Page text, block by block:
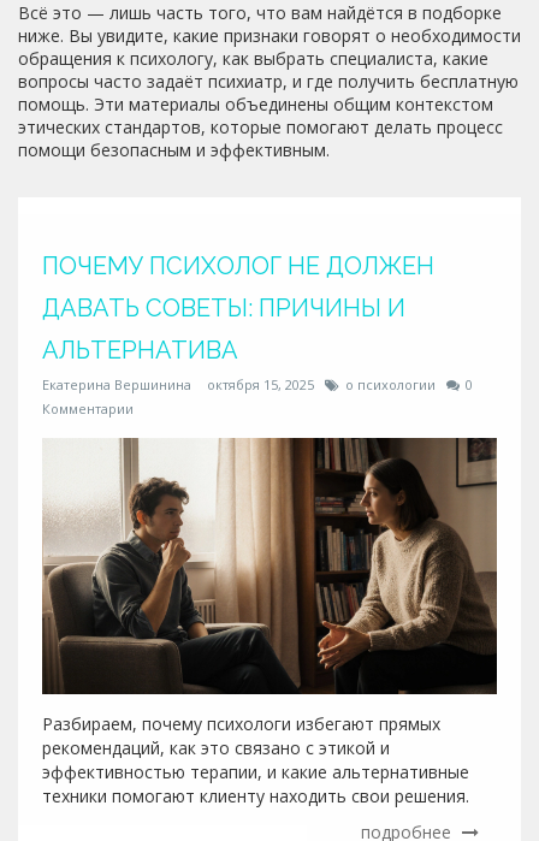
Всё это — лишь часть того, что вам найдётся в подборке
ниже. Вы увидите, какие признаки говорят о необходимости
обращения к психологу, как выбрать специалиста, какие
вопросы часто задаёт психиатр, и где получить бесплатную
помощь. Эти материалы объединены общим контекстом
этических стандартов, которые помогают делать процесс
помощи безопасным и эффективным.
ПОЧЕМУ ПСИХОЛОГ НЕ ДОЛЖЕН
ДАВАТЬ СОВЕТЫ: ПРИЧИНЫ И
АЛЬТЕРНАТИВА
Екатерина Вершинина октября 15, 2025 о психологии
0
Комментарии
Разбираем, почему психологи избегают прямых
рекомендаций, как это связано с этикой и
эффективностью терапии, и какие альтернативные
техники помогают клиенту находить свои решения.
подробнее